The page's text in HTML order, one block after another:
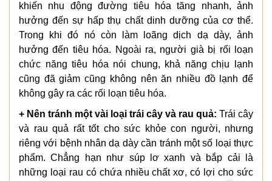
khiến nhu động đường tiêu hóa tăng nhanh, ảnh
hưởng đến sự hấp thụ chất dinh dưỡng của cơ thể.
Trong khi đó nó còn làm loãng dịch dạ dày, ảnh
hưởng đến tiêu hóa. Ngoài ra, người già bị rối loạn
chức năng tiêu hóa nói chung, khả năng chịu lạnh
cũng đã giảm cũng không nên ăn nhiều đồ lạnh để
không gây ra các rối loạn tiêu hóa.
+ Nên tránh một vài loại trái cây và rau quả: Trái cây
và rau quả rất tốt cho sức khỏe con người, nhưng
riêng với bệnh nhân dạ dày cần tránh một số loại thực
phẩm. Chẳng hạn như súp lơ xanh và bắp cải là
những loại rau có chứa nhiều chất xơ, có lợi cho sức